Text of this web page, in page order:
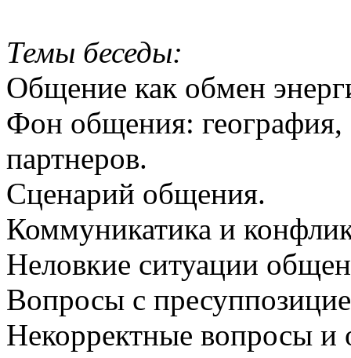
Темы беседы:
Общение как обмен
Фон общения:
партнеров.
Сценарий общения.
Коммуникатика и
Неловкие ситуации
Вопросы с
Некорректные вопросы и